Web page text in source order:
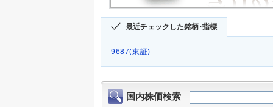
最近チェックした銘柄･指標
9687(東証)